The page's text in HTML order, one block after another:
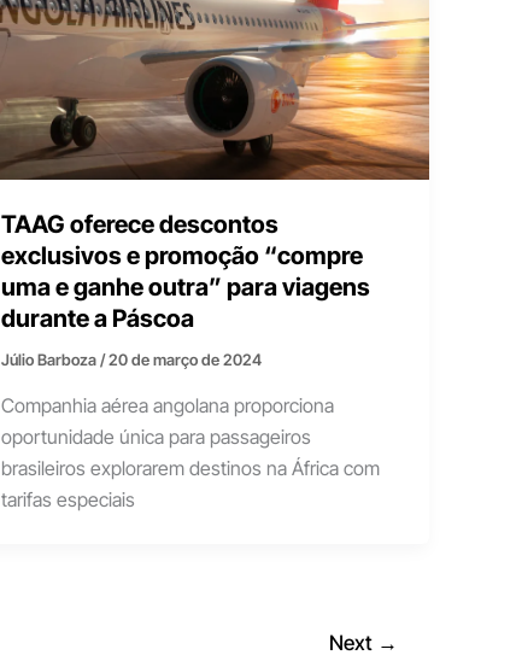
TAAG oferece descontos
exclusivos e promoção “compre
uma e ganhe outra” para viagens
durante a Páscoa
Júlio Barboza/20 de março de 2024
Companhia aérea angolana proporciona
oportunidade única para passageiros
brasileiros explorarem destinos na África com
tarifas especiais
Next →